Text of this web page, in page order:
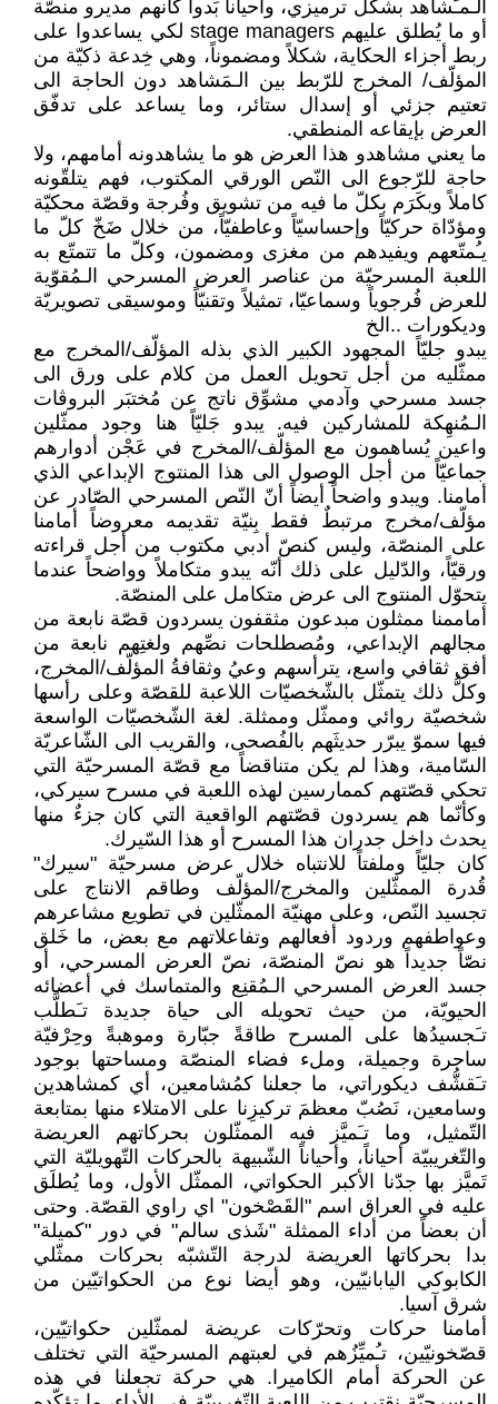
الـمـَشاهد بشكل ترميزي، وأحياناً بَدوا كأنهم مديرو منصّة
أو ما يُطلق عليهم stage managers لكي يساعدوا على
ربط أجزاء الحكاية، شكلاً ومضموناً، وهي خِدعة ذكيّة من
المؤلّف/ المخرج للرّبط بين الـمَشاهد دون الحاجة الى
تعتيم جزئي أو إسدال ستائر، وما يساعد على تدفّق
العرض بإيقاعه المنطقي.
ما يعني مشاهدو هذا العرض هو ما يشاهدونه أمامهم، ولا
حاجة للرّجوع الى النّص الورقي المكتوب، فهم يتلقّونه
كاملاً وبكَرَم بكلّ ما فيه من تشويق وفُرجة وقصّة محكيّة
ومؤدّاة حركيّاً وإحساسيّاً وعاطفيّاً، من خلال ضَخّ كلّ ما
يـُمتّعهم ويفيدهم من مغزى ومضمون، وكلّ ما تتمتّع به
اللعبة المسرحيّة من عناصر العرض المسرحي الـمُقوّية
للعرض فُرجوياً وسماعيّا، تمثيلاً وتقنيّاً وموسيقى تصويريّة
وديكورات ..الخ
يبدو جليّاً المجهود الكبير الذي بذله المؤلّف/المخرج مع
ممثّليه من أجل تحويل العمل من كلام على ورق الى
جسد مسرحي وآدمي مشوِّق ناتج عن مُختبَر البروڤات
الـمُنهِكة للمشاركين فيه. يبدو جَليّاً هنا وجود ممثّلين
واعين يُساهمون مع المؤلّف/المخرج في عَجْن أدوارهم
جماعيّاً من أجل الوصول الى هذا المنتوج الإبداعي الذي
أمامنا. ويبدو واضحاً أيضاً أنّ النّص المسرحي الصّادر عن
مؤلّف/مخرج مرتبطٌ فقط بِنيّة تقديمه معروضاً أمامنا
على المنصّة، وليس كنصّ أدبي مكتوب من أجل قراءته
ورقيّاً، والدّليل على ذلك أنّه يبدو متكاملاً وواضحاً عندما
يتحوّل المنتوج الى عرض متكامل على المنصّة.
أماممنا ممثلون مبدعون مثقفون يسردون قصّة نابعة من
مجالهم الإبداعي، ومُصطلحات نصِّهم ولغتِهم نابعة من
أفق ثقافي واسع، يترأسهم وعيُ وثقافةُ المؤلّف/المخرج،
وكلُّ ذلك يتمثّل بالشّخصيّات اللاعبة للقصّة وعلى رأسها
شخصيّة روائي وممثّل وممثلة. لغة الشّخصيّات الواسعة
فيها سموّ يبرّر حديثَهم بالفُصحى، والقريب الى الشّاعريّة
السّامية، وهذا لم يكن متناقضاً مع قصّة المسرحيّة التي
تحكي قصّتهم كممارسين لهذه اللعبة في مسرح سيركي،
وكأنّما هم يسردون قصّتهم الواقعية التي كان جزءٌ منها
يحدث داخل جدران هذا المسرح أو هذا السّيرك.
كان جليّاً وملفتاً للانتباه خلال عرض مسرحيّة "سيرك"
قُدرة الممثّلين والمخرج/المؤلّف وطاقم الانتاج على
تجسيد النّص، وعلى مهنيّة الممثّلين في تطويع مشاعرهم
وعواطفهم وردود أفعالهم وتفاعلاتهم مع بعض، ما خَلق
نصّاً جديداً هو نصّ المنصّة، نصّ العرض المسرحي، أو
جسد العرض المسرحي الـمُقنِع والمتماسك في أعضائه
الحيويّة، من حيث تحويله الى حياة جديدة تـَطلَّب
تـَجسيدُها على المسرح طاقةً جبّارة وموهبةً وحِرْفيّة
ساحرة وجميلة، وملء فضاء المنصّة ومساحتها بوجود
تـَقشُّف ديكوراتي، ما جعلنا كمُشامعين، أي كمشاهدين
وسامعين، نَصُبّ معظمَ تركيزِنا على الامتلاء منها بمتابعة
التّمثيل، وما تـَميَّز فيه الممثّلون بحركاتهم العريضة
والتّغريبيّة أحياناً، وأحياناً الشّبيهة بالحركات التّهويليّة التي
تَميَّز بها جدّنا الأكبر الحكواتي، الممثّل الأول، وما يُطلَق
عليه في العراق اسم "القَصْخون" اي راوي القصّة. وحتى
أن بعضاً من أداء الممثلة "شَذى سالم" في دور "كميلة"
بدا بحركاتها العريضة لدرجة التّشبّه بحركات ممثّلي
الكابوكي اليابانيّين، وهو أيضا نوع من الحكواتيّين من
شرق آسيا.
أمامنا حركات وتحرّكات عريضة لممثّلين حكواتيّين،
قصّخونيّين، تـُميِّزُهم في لعبتهم المسرحيّة التي تختلف
عن الحركة أمام الكاميرا. هي حركة تجعلنا في هذه